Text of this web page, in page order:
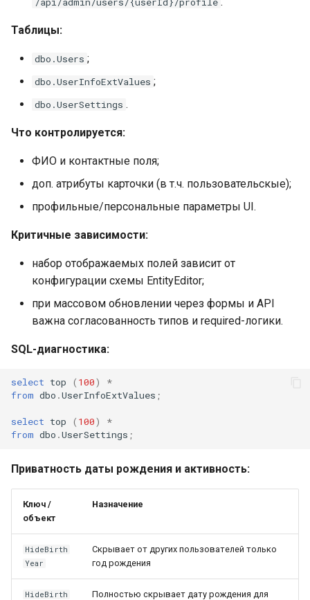
Таблицы:
dbo.Users ;
dbo.UserInfoExtValues ;
dbo.UserSettings .
Что контролируется:
ФИО и контактные поля;
доп. атрибуты карточки (в т.ч. пользовательскые);
профильные/персональные параметры UI.
Критичные зависимости:
набор отображаемых полей зависит от
конфигурации схемы EntityEditor;
при массовом обновлении через формы и API
важна согласованность типов и required-логики.
SQL-диагностика:
select top ( 100)
*
from dbo .UserInfoExtValues ;
select top ( 100)
*
from dbo .UserSettings ;
Приватность даты рождения и активность:
Ключ /
объект
Назначение
HideBirth
Year
Скрывает от других пользователей только
год рождения
HideBirth
Полностью скрывает дату рождения для